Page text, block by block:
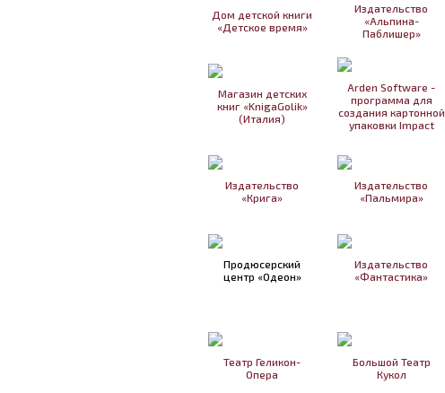
Дом детской книги
«Детское время»
Издательство
«Альпина-
Паблишер»
Магазин детских
книг «KnigaGolik»
(Италия)
Arden Software -
программа для
создания картонной
упаковки Impact
Издательство
«Крига»
Издательство
«Пальмира»
Продюсерский
центр «Одеон»
Издательство
«Фантастика»
Театр Геликон-
Опера
Большой Театр
Кукол